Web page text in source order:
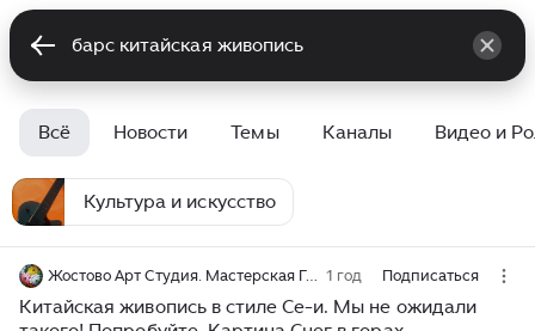
Всё Новости Темы Каналы Видео и
Культура и искусство
Жостово Арт Студия. Мастерская Гончаровых 1 год Подписаться
Китайская живопись в стиле Се-и. Мы не ожидали